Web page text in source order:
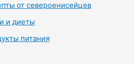
от североенисейцев
и диеты
питания